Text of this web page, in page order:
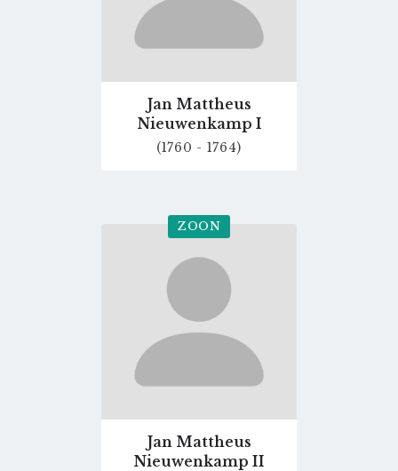
Jan Mattheus
Nieuwenkamp I
(1760 - 1764)
ZOON
Go
profile
page
Jan Mattheus
Nieuwenkamp II